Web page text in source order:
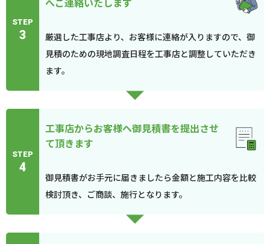
STEP
3
厳選した工事店より、お客様に連絡が入りますので、御
見積のための現地調査日程を工事店と調整していただき
ます。
STEP
4
工事店からお客様へ御見積書を提出させ
て頂きます
御見積書がお手元に届きましたら金額と施工内容を比較
検討頂き、ご商談、施行となります。